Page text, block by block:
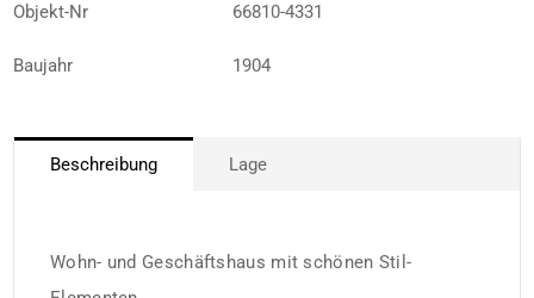
Objekt-Nr
66810-4331
Baujahr 1904
Beschreibung Lage
Wohn- und Geschäftshaus mit schönen Stil-